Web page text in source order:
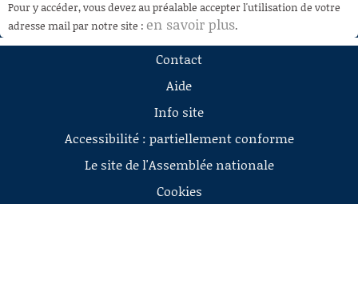
RECHERCHE
AIDE À LA DÉCOUPE
Pour y accéder, vous devez au préalable accepter l'utilisation de votre
adresse mail par notre site : en savoir plus.
Contact
Aide
Info site
Accessibilité : partiellement conforme
Le site de l'Assemblée nationale
Cookies